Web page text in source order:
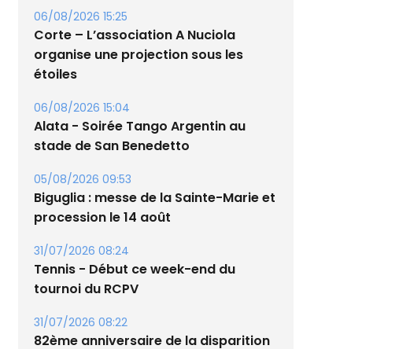
06/08/2026 15:25
Corte – L’association A Nuciola
organise une projection sous les
étoiles
06/08/2026 15:04
Alata - Soirée Tango Argentin au
stade de San Benedetto
05/08/2026 09:53
Biguglia : messe de la Sainte-Marie et
procession le 14 août
31/07/2026 08:24
Tennis - Début ce week-end du
tournoi du RCPV
31/07/2026 08:22
82ème anniversaire de la disparition